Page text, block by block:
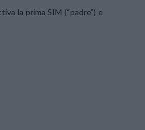
la prima SIM (“padre”) e